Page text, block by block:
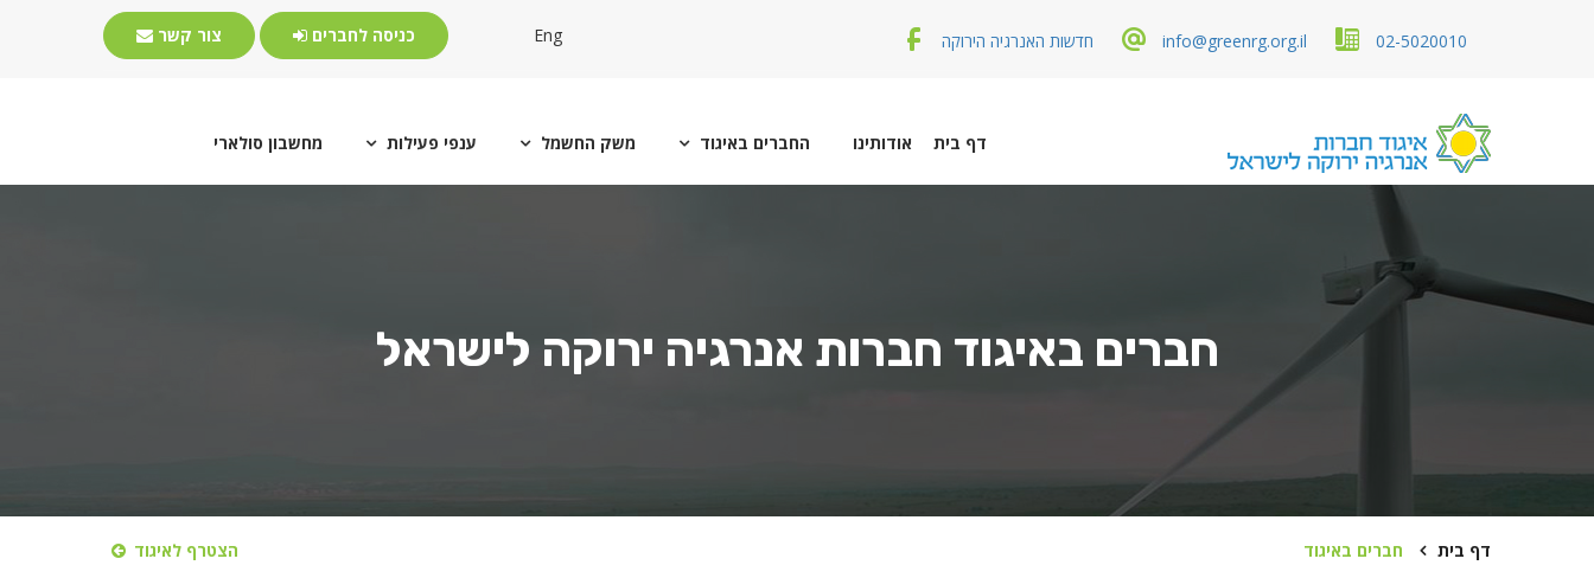
Eng כניסה לחברים צור קשר 02-5020010
info@greenrg.org.il חדשות האנרגיה הירוקה
דף בית אודותינו החברים באיגוד  משק החשמל  ענפי פעילות  מחשבון סולארי
חברים באיגוד חברות אנרגיה ירוקה לישראל
דף בית חברים באיגוד הצטרף לאיגוד